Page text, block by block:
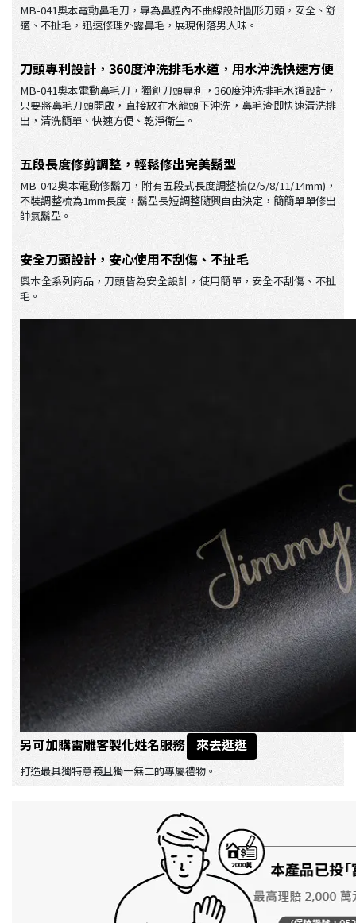
MB-041奧本電動鼻毛刀，專為鼻腔內不曲線設計圓形刀頭，安全、舒
適、不扯毛，迅速修理外露鼻毛，展現俐落男人味。
刀頭專利設計，360度沖洗排毛水道，用水沖洗快速方便
MB-041奧本電動鼻毛刀，獨創刀頭專利，360度沖洗排毛水道設計，
只要將鼻毛刀頭開啟，直接放在水龍頭下沖洗，鼻毛渣即快速清洗排
出，清洗簡單、快速方便、乾淨衛生。
五段長度修剪調整，輕鬆修出完美鬍型
MB-042奧本電動修鬍刀，附有五段式長度調整梳(2/5/8/11/14mm)，
不裝調整梳為1mm長度，鬍型長短調整隨興自由決定，簡簡單單修出
帥氣鬍型。
安全刀頭設計，安心使用不刮傷、不扯毛
奧本全系列商品，刀頭皆為安全設計，使用簡單，安全不刮傷、不扯
毛。
另可加購雷雕客製化姓名服務 來去逛逛
打造最具獨特意義且獨一無二的專屬禮物。